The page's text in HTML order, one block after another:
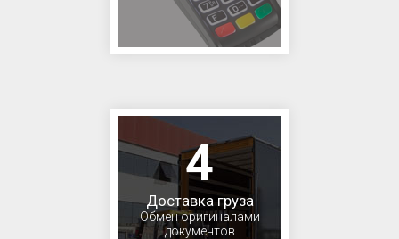
4
Доставка груза
Обмен оригиналами
документов